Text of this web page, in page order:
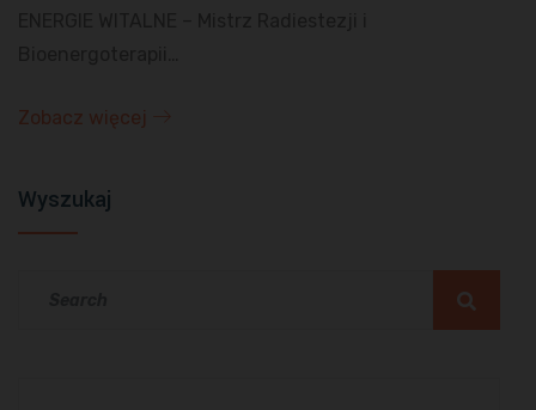
Zobacz więcej
Wyszukaj